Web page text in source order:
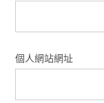
個人網站網址